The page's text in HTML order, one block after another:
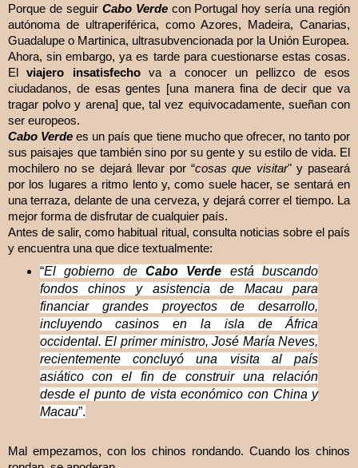
Porque de seguir Cabo Verdecon Portugal hoy sería una región
autónoma de ultraperiférica, como Azores, Madeira, Canarias,
Guadalupe o Martinica, ultrasubvencionada por la Unión Europea.
Ahora, sin embargo, ya es tarde para cuestionarse estas cosas.
Elviajero insatisfechova a conocer un pellizco de esos
ciudadanos, de esas gentes [una manera fina de decir que va
tragar polvo y arena] que, tal vez equivocadamente, sueñan con
ser europeos.
Cabo Verde es un país que tiene mucho que ofrecer, no tanto por
sus paisajes que también sino por su gente y su estilo de vida. El
mochilero no se dejará llevar por “cosas que visitar" y paseará
por los lugares a ritmo lento y, como suele hacer, se sentará en
una terraza, delante de una cerveza, y dejará correr el tiempo. La
mejor forma de disfrutar de cualquier país.
Antes de salir, como habitual ritual, consulta noticias sobre el país
y encuentra una que dice textualmente:
“El gobierno de Cabo Verde está buscando
fondos chinos y asistencia de Macau para
financiar grandes proyectos de desarrollo,
incluyendo casinos en la isla de África
occidental. El primer ministro, José María Neves,
recientemente concluyó una visita al país
asiático con el fin de construir una relación
desde el punto de vista económico con China y
Macau”.
Mal empezamos, con los chinos rondando. Cuando los chinos